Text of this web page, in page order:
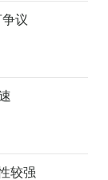
议
较强